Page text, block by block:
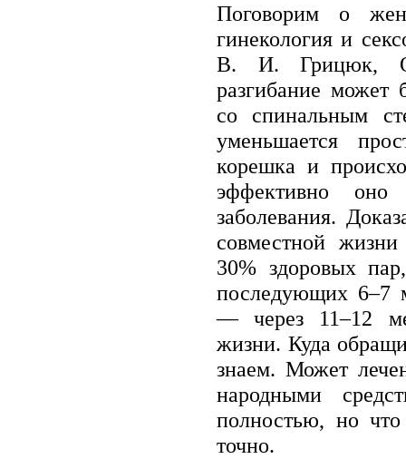
Поговорим о
гинекология и
В. И. Грицюк,
разгибание может
со спинальным
уменьшается
корешка и
эффективно
заболевания.
совместной
30% здоровых
последующих 6–7
— через 11–12
жизни. Куда
знаем. Может
народными
полностью, но
точно.